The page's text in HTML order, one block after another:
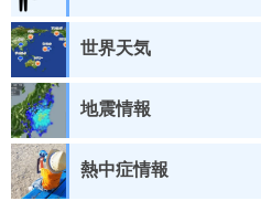
世界天気
地震情報
熱中症情報